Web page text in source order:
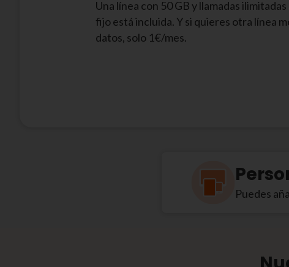
Una línea con 50 GB y llamadas
fijo está incluida. Y si quieres otra línea
datos, solo 1€/mes.
Puedes